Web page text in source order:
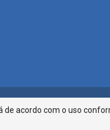
- Rua Monsenhor Silveira
acordo com o uso